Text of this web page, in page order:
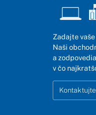
Zadajte
Naši
a
v čo